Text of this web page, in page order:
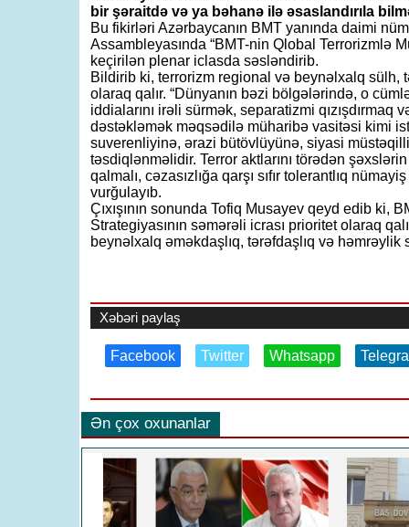
bir şəraitdə və ya bəhanə ilə əsaslandırıla
Bu fikirləri Azərbaycanın BMT yanında daimi
Assambleyasında “BMT-nin Qlobal Terrorizmlə
keçirilən plenar iclasda səsləndirib.
Bildirib ki, terrorizm regional və beynəlxalq
olaraq qalır. “Dünyanın bəzi bölgələrində, o
iddialarını irəli sürmək, separatizmi qızışdırmaq
dəstəkləmək məqsədilə müharibə vasitəsi kimi
suverenliyinə, ərazi bütövlüyünə, siyasi
təsdiqlənməlidir. Terror aktlarını törədən
qalmalı, cəzasızlığa qarşı sıfır tolerantlıq
vurğulayıb.
Çıxışının sonunda Tofiq Musayev qeyd edib ki,
Strategiyasının səmərəli icrası prioritet olaraq
beynəlxalq əməkdaşlıq, tərəfdaşlıq və
Xəbəri paylaş
Facebook Twitter Whatsapp
Ən çox oxunanlar